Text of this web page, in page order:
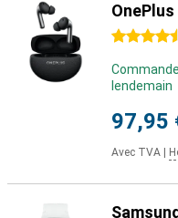
4.5 étoiles
lendemain
97,95
Avec TVA